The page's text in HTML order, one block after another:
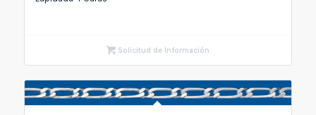
Solicitud de Información